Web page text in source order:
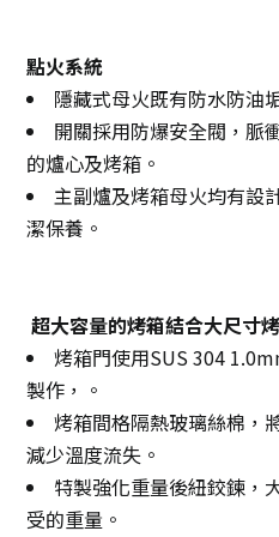
點火系統
隱藏式母火既有防水防油
開關採用防爆安全閥，脈
的爐心及烤箱。
主副爐及烤箱母火均有設
潔保養。
超大容量的烤箱結合大尺寸
烤箱門使用SUS 304
製作，。
烤箱間格隔熱玻璃絲棉，
減少溫度流失。
特製強化重量後紐鉸鍊，
受的重量。